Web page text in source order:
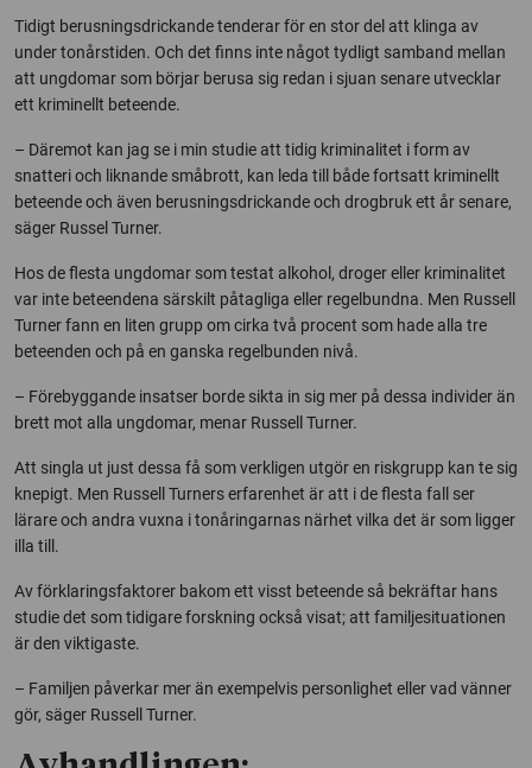
Tidigt berusningsdrickande tenderar för en stor del att klinga av
under tonårstiden. Och det finns inte något tydligt samband mellan
att ungdomar som börjar berusa sig redan i sjuan senare utvecklar
ett kriminellt beteende.
– Däremot kan jag se i min studie att tidig kriminalitet i form av
snatteri och liknande småbrott, kan leda till både fortsatt kriminellt
beteende och även berusningsdrickande och drogbruk ett år senare,
säger Russel Turner.
Hos de flesta ungdomar som testat alkohol, droger eller kriminalitet
var inte beteendena särskilt påtagliga eller regelbundna. Men Russell
Turner fann en liten grupp om cirka två procent som hade alla tre
beteenden och på en ganska regelbunden nivå.
– Förebyggande insatser borde sikta in sig mer på dessa individer än
brett mot alla ungdomar, menar Russell Turner.
Att singla ut just dessa få som verkligen utgör en riskgrupp kan te sig
knepigt. Men Russell Turners erfarenhet är att i de flesta fall ser
lärare och andra vuxna i tonåringarnas närhet vilka det är som ligger
illa till.
Av förklaringsfaktorer bakom ett visst beteende så bekräftar hans
studie det som tidigare forskning också visat; att familjesituationen
är den viktigaste.
– Familjen påverkar mer än exempelvis personlighet eller vad vänner
gör, säger Russell Turner.